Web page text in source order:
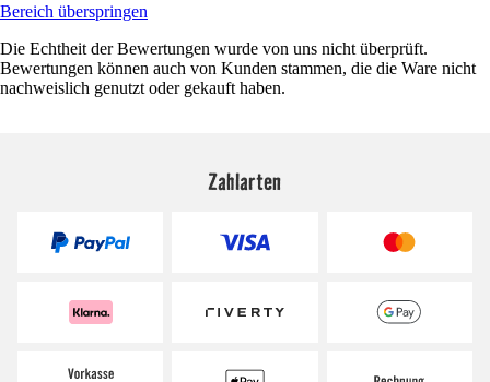
Bereich überspringen
Die Echtheit der Bewertungen wurde von uns nicht überprüft.
Bewertungen können auch von Kunden stammen, die die Ware nicht
nachweislich genutzt oder gekauft haben.
Zahlarten